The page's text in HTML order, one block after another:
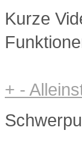
Kurze
+ -